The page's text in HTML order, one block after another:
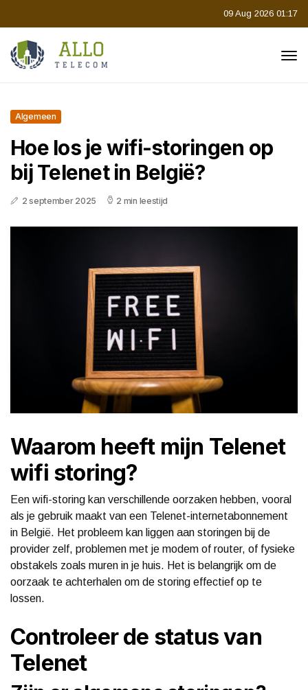
09 Aug 2026 01:17
Algemeen
Hoe los je wifi-storingen op
bij Telenet in België?
2 september 2025 2 min leestijd
Waarom heeft mijn Telenet
wifi storing?
Een wifi-storing kan verschillende oorzaken hebben, vooral
als je gebruik maakt van een Telenet-internetabonnement
in België. Het probleem kan liggen aan storingen bij de
provider zelf, problemen met je modem of router, of fysieke
obstakels zoals muren in je huis. Het is belangrijk om de
oorzaak te achterhalen om de storing effectief op te
lossen.
Controleer de status van
Telenet